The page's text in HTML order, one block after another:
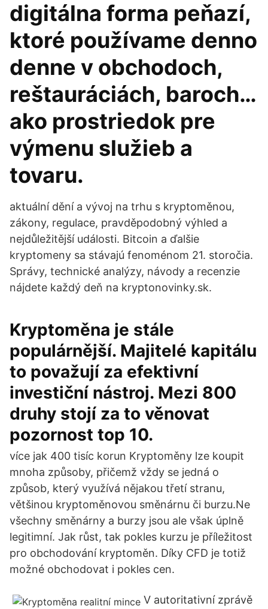
digitálna forma peňazí,
ktoré používame denno
denne v obchodoch,
reštauráciách, baroch…
ako prostriedok pre
výmenu služieb a
tovaru.
aktuální dění a vývoj na trhu s kryptoměnou,
zákony, regulace, pravděpodobný výhled a
nejdůležitější události. Bitcoin a ďalšie
kryptomeny sa stávajú fenoménom 21. storočia.
Správy, technické analýzy, návody a recenzie
nájdete každý deň na kryptonovinky.sk.
Kryptoměna je stále
populárnější. Majitelé kapitálu
to považují za efektivní
investiční nástroj. Mezi 800
druhy stojí za to věnovat
pozornost top 10.
více jak 400 tisíc korun Kryptoměny lze koupit
mnoha způsoby, přičemž vždy se jedná o
způsob, který využívá nějakou třetí stranu,
většinou kryptoměnovou směnárnu či burzu.Ne
všechny směnárny a burzy jsou ale však úplně
legitimní. Jak růst, tak pokles kurzu je příležitost
pro obchodování kryptoměn. Díky CFD je totiž
možné obchodovat i pokles cen.
V autoritativní zprávě